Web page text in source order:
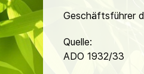
Geschäftsführer
Quelle:
ADO 1932/33